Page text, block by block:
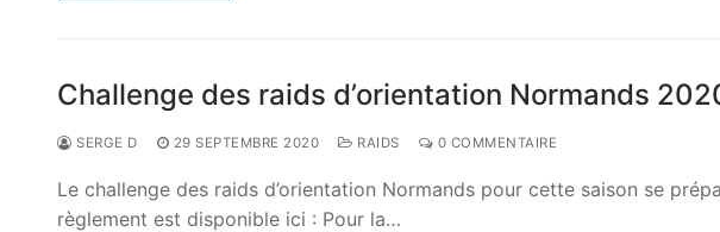
Challenge des raids d’orientation Normands
SERGE D 29 SEPTEMBRE 2020 RAIDS 0 COMMENTAIRE
Le challenge des raids d’orientation Normands pour cette saison se
règlement est disponible ici : Pour la…